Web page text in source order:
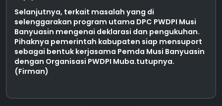
Selanjutnya, terkait masalah yang di
selenggarakan program utama DPC PWDPI Musi
Banyuasin mengenai deklarasi dan pengukuhan.
Pihaknya pemerintah kabupaten siap mensuport
sebagai bentuk kerjasama Pemda Musi Banyuasin
dengan Organisasi PWDPI Muba.tutupnya.
(Firman)